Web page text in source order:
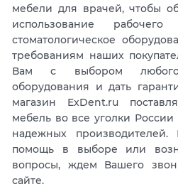
мебели для врачей, чтобы
использование
стоматологическое
требованиям наших
Вам с выбором любого
оборудования и дать
магазин ExDent.ru
мебель во все уголки
надежных
помощь в выборе или
вопросы, ждем Вашего
сайте.